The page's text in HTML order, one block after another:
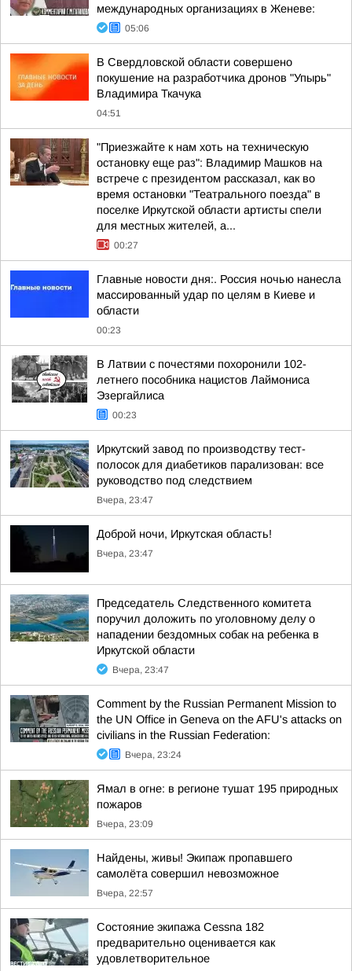
международных организациях в Женеве:
05:06
В Свердловской области совершено
покушение на разработчика дронов "Упырь"
Владимира Ткачука
04:51
"Приезжайте к нам хоть на техническую
остановку еще раз": Владимир Машков на
встрече с президентом рассказал, как во
время остановки "Театрального поезда" в
поселке Иркутской области артисты спели
для местных жителей, а...
00:27
Главные новости дня:. Россия ночью нанесла
массированный удар по целям в Киеве и
области
00:23
В Латвии с почестями похоронили 102-
летнего пособника нацистов Лаймониса
Эзергайлиса
00:23
Иркутский завод по производству тест-
полосок для диабетиков парализован: все
руководство под следствием
Вчера, 23:47
Доброй ночи, Иркутская область!
Вчера, 23:47
Председатель Следственного комитета
поручил доложить по уголовному делу о
нападении бездомных собак на ребенка в
Иркутской области
Вчера, 23:47
Comment by the Russian Permanent Mission to
the UN Office in Geneva on the AFU's attacks on
civilians in the Russian Federation:
Вчера, 23:24
Ямал в огне: в регионе тушат 195 природных
пожаров
Вчера, 23:09
Найдены, живы! Экипаж пропавшего
самолёта совершил невозможное
Вчера, 22:57
Состояние экипажа Cessna 182
предварительно оценивается как
удовлетворительное